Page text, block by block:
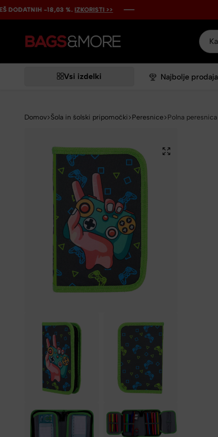
-18,03 %.IZKORISTI >>
-18,03 %.IZKORISTI >>
-18,03 %.IZKORISTI >>
-18,03 %.IZKORISTI >>
-18,03 %.IZKORISTI >>
Vsi izdelki Najbolje
Domov Šola in šolski pripomočki Peresnice Polna